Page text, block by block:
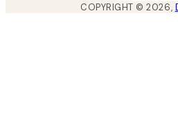
COPYRIGHT ©2026,